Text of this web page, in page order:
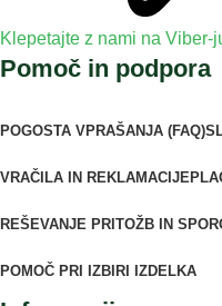
Klepetajte z nami na Viber-
Pomoč in podpora
POGOSTA VPRAŠANJA (FAQ)
VRAČILA IN REKLAMACIJE
REŠEVANJE PRITOŽB IN
POMOČ PRI IZBIRI IZDELKA